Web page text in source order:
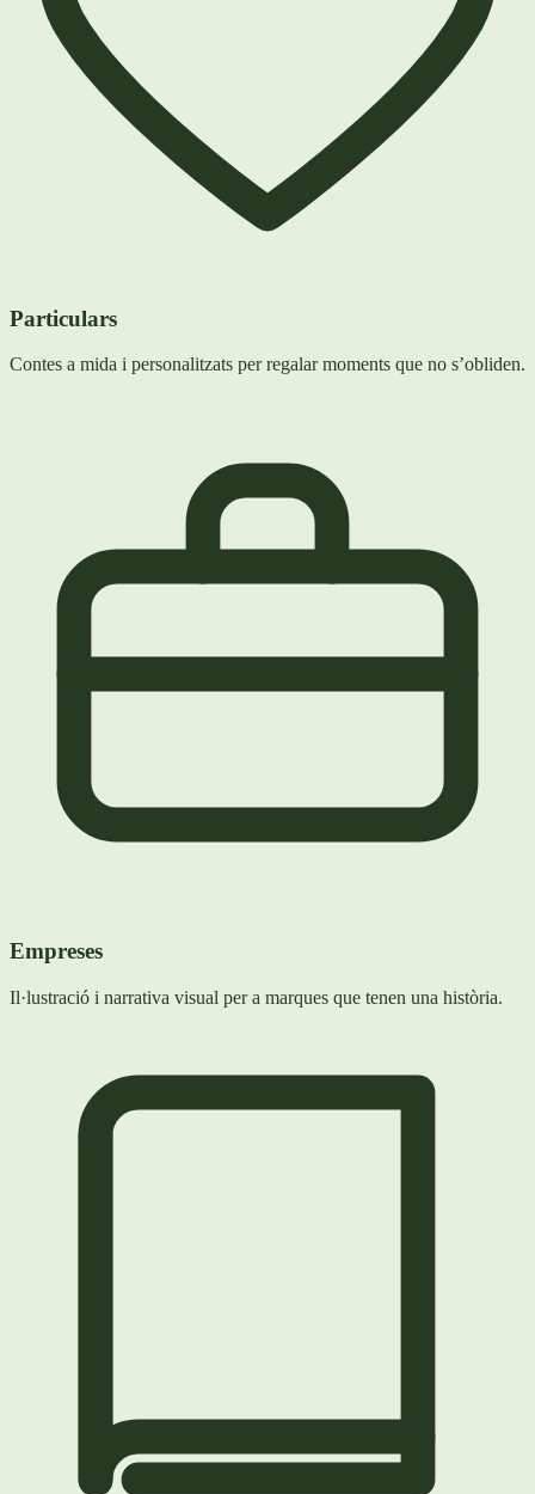
Particulars
Contes a mida i personalitzats per regalar moments que no s’obliden.
Empreses
Il·lustració i narrativa visual per a marques que tenen una història.